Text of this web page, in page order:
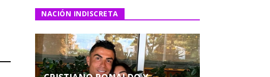
NACIÓN INDISCRETA